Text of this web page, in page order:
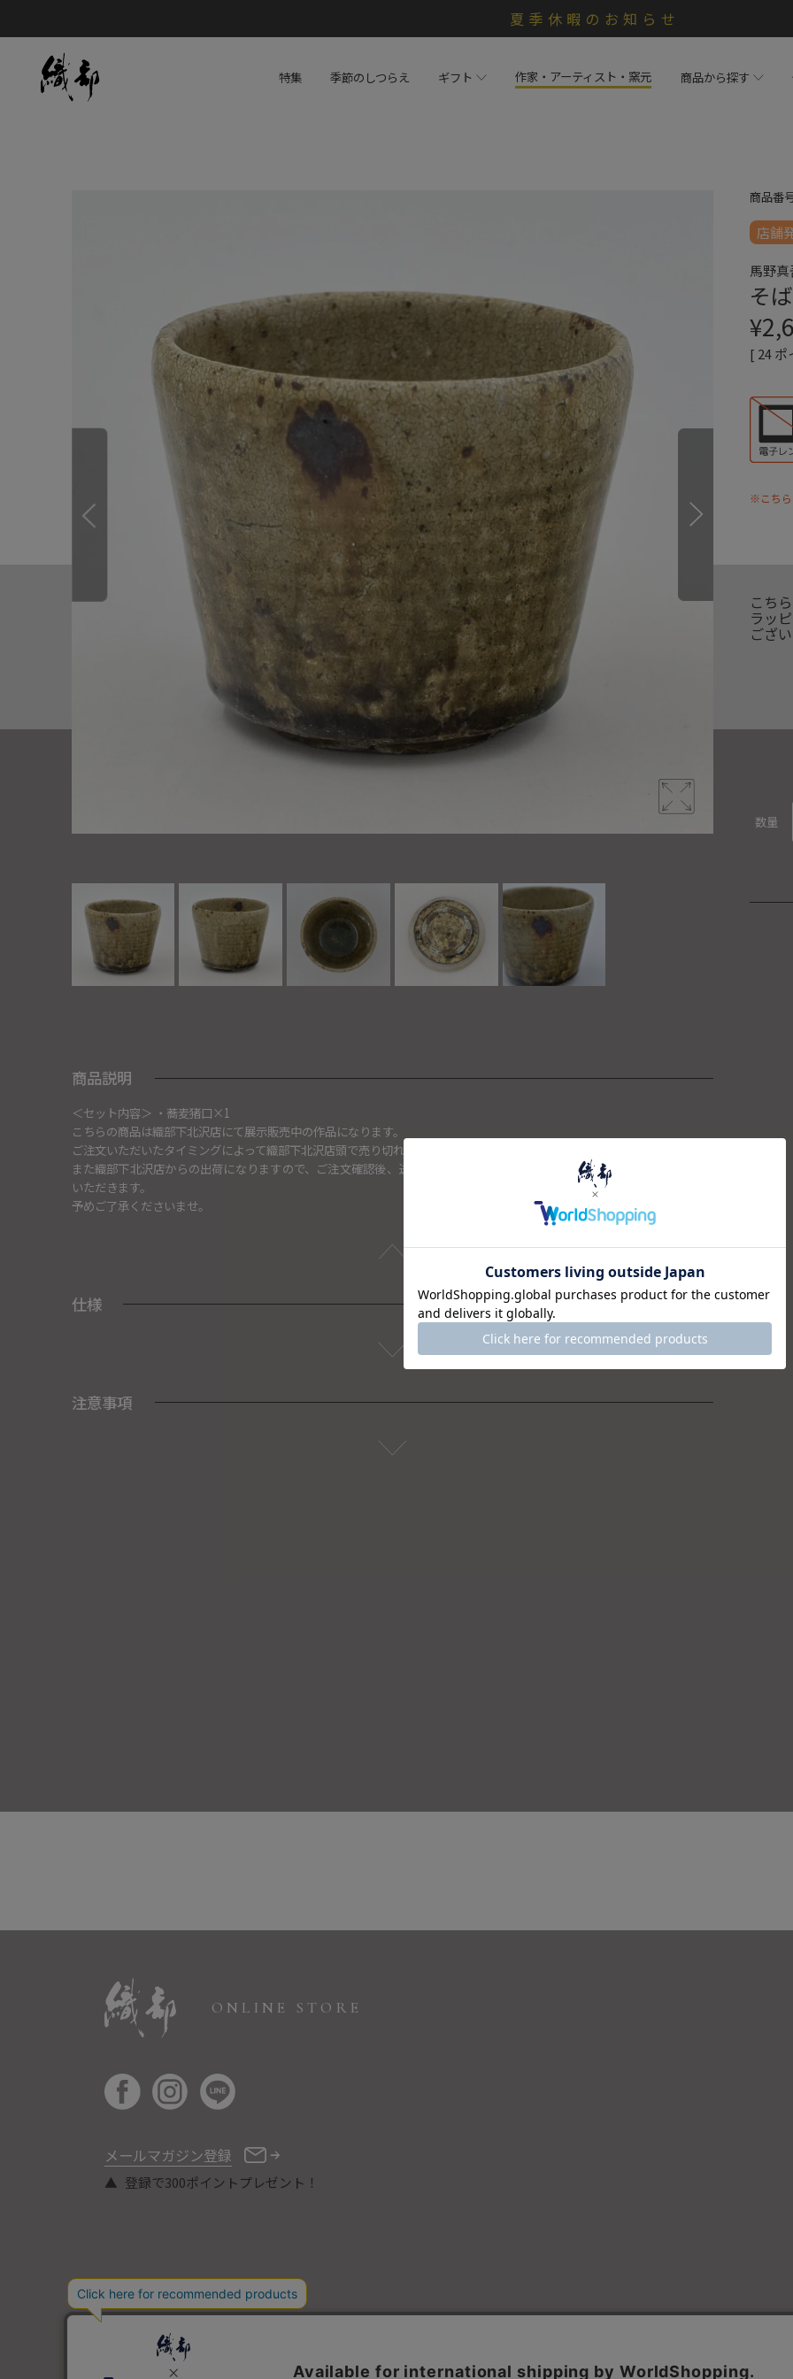
夏季休暇のお知らせ
特集 季節のしつらえ ギフト 作家・アーティスト・窯元 商品から探す
商品説明
＜セット内容＞ ・蕎麦猪口×1
こちらの商品は織部下北沢店にて展示販売中の作品になります。
ご注文いただいたタイミングによって織部下北沢店頭で売り切れた場合は、キャンセルさせて頂きます。
また織部下北沢店からの出荷になりますので、ご注文確認後、送料を再計算し改めてご請求金額についてのご連絡をさせて
いただきます。
予めご了承くださいませ。
仕様
注意事項
商品番
店舗
馬野真
そ
¥
[ 24 ポ
※こちら
こち
ラッ
ござ
数量
ONLINE STORE
メールマガジン登録
登録で300ポイントプレゼント！
COPYRIGHT © ORIBE ALL RIGHTS RESERVED.